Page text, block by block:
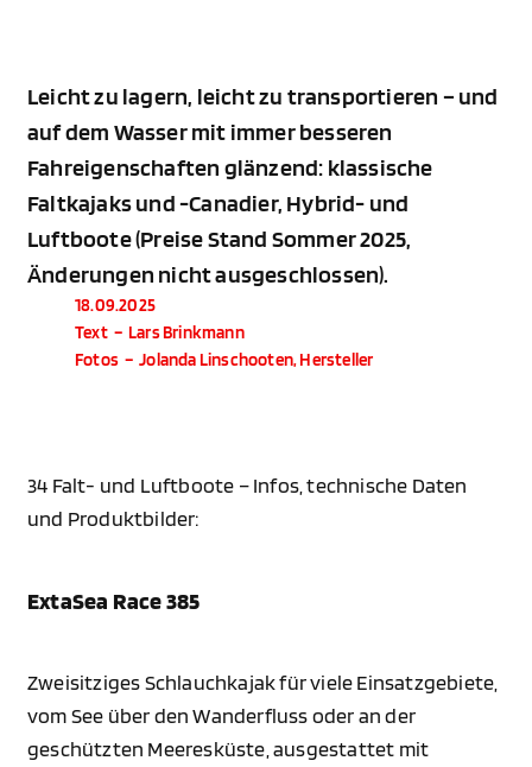
Leicht zu lagern, leicht zu transportieren – und
auf dem Wasser mit immer besseren
Fahreigenschaften glänzend: klassische
Faltkajaks und -Canadier, Hybrid- und
Luftboote (Preise Stand Sommer 2025,
Änderungen nicht ausgeschlossen).
18.09.2025
Text – Lars Brinkmann
Fotos – Jolanda Linschooten, Hersteller
34 Falt- und Luftboote – Infos, technische Daten
und Produktbilder:
ExtaSea Race 385
Zweisitziges Schlauchkajak für viele Einsatzgebiete,
vom See über den Wanderfluss oder an der
geschützten Meeresküste, ausgestattet mit